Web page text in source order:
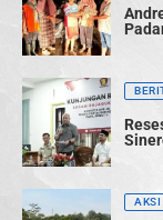
AKSI